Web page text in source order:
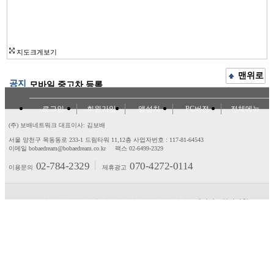
지도크게보기
공지 모바일 중고차 등록
맨위로
로그인 회원가입 앱설치 PC버전 전체메뉴
(주) 보배네트워크 대표이사: 김보배
서울 양천구 목동동로 233-1 드림타워 11,12층 사업자번호 : 117-81-64543
이메일 bobaedream@bobaedream.co.kr
팩스 02-6499-2329
이용문의 02-784-2329 제휴광고 070-4272-0114